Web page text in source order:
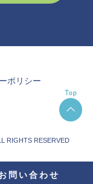
ポリシー
RIGHTS RESERVED
問い合わせ